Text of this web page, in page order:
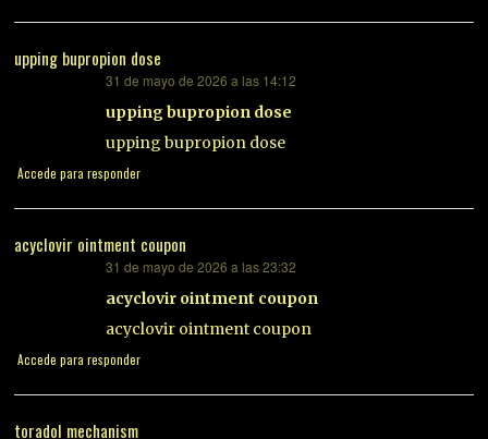
upping bupropion dose
31 de mayo de 2026 a las 14:12
upping bupropion dose
upping bupropion dose
Accede para responder
acyclovir ointment coupon
31 de mayo de 2026 a las 23:32
acyclovir ointment coupon
acyclovir ointment coupon
Accede para responder
toradol mechanism